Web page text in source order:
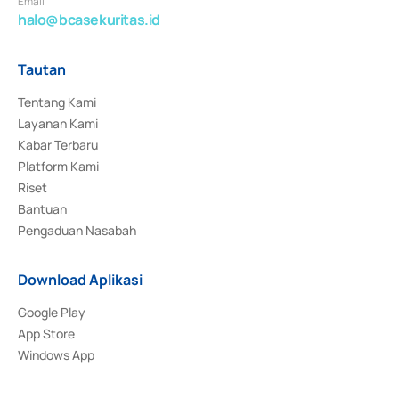
halo@bcasekuritas.id
Tautan
Tentang Kami
Layanan Kami
Kabar Terbaru
Platform Kami
Riset
Bantuan
Pengaduan Nasabah
Download Aplikasi
Google Play
App Store
Windows App